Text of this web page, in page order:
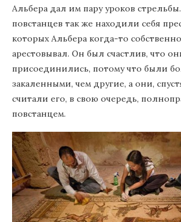
Альбера дал им пару уроков
повстанцев так же находили себя
которых Альбера когда-то
арестовывал. Он был счастлив, что
присоединились, потому что были
закаленными, чем другие, а они,
считали его, в свою очередь,
повстанцем.